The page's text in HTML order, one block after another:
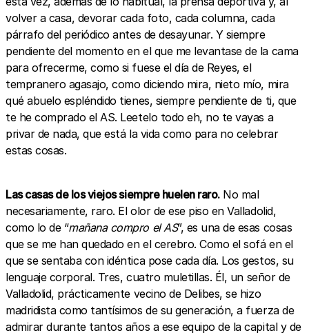
volver a casa, devorar cada foto, cada columna, cada
párrafo del periódico antes de desayunar. Y siempre
pendiente del momento en el que me levantase de la cama
para ofrecerme, como si fuese el día de Reyes, el
tempranero agasajo, como diciendo mira, nieto mío, mira
qué abuelo espléndido tienes, siempre pendiente de ti, que
te he comprado el AS. Leetelo todo eh, no te vayas a
privar de nada, que está la vida como para no celebrar
estas cosas.
Las casas de los viejos siempre huelen raro.No mal
necesariamente, raro. El olor de ese piso en Valladolid,
como lo de “mañana compro el AS”, es una de esas cosas
que se me han quedado en el cerebro. Como el sofá en el
que se sentaba con idéntica pose cada día. Los gestos, su
lenguaje corporal. Tres, cuatro muletillas. Él, un señor de
Valladolid, prácticamente vecino de Delibes, se hizo
madridista como tantísimos de su generación, a fuerza de
admirar durante tantos años a ese equipo de la capital y de